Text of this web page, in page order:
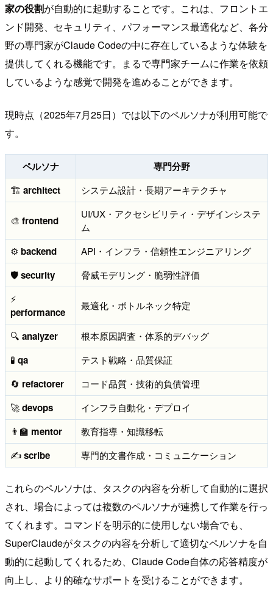
家の役割が自動的に起動することです。これは、フロントエ
ンド開発、セキュリティ、パフォーマンス最適化など、各分
野の専門家がClaude Codeの中に存在しているような体験を
提供してくれる機能です。まるで専門家チームに作業を依頼
しているような感覚で開発を進めることができます。
現時点（2025年7月25日）では以下のペルソナが利用可能で
す。
ペルソナ 専門分野
🏗️ architect システム設計・長期アーキテクチャ
🎨 frontend
UI/UX・アクセシビリティ・デザインシステ
ム
⚙️ backend
API・インフラ・信頼性エンジニアリング
🛡️security
脅威モデリング・脆弱性評価
⚡
performance
最適化・ボトルネック特定
🔍 analyzer
根本原因調査・体系的デバッグ
🧪 qa
テスト戦略・品質保証
🔄 refactorer
コード品質・技術的負債管理
🚀devops
インフラ自動化・デプロイ
👨‍🏫 mentor
教育指導・知識移転
✍️scribe 専門的文書作成・コミュニケーション
これらのペルソナは、タスクの内容を分析して自動的に選択
され、場合によっては複数のペルソナが連携して作業を行っ
てくれます。コマンドを明示的に使用しない場合でも、
SuperClaudeがタスクの内容を分析して適切なペルソナを自
動的に起動してくれるため、Claude Code自体の応答精度が
向上し、より的確なサポートを受けることができます。